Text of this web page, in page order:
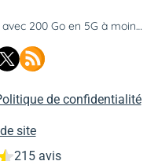
Ce forfait avec 200 Go en 5G à moins de 10€ sur le réseau Orange et carte SIM à 1€ a fait fureur pour le Black Friday, il va malheureusement disparaître dans quelques heures
de confidentialité
site
215 avis